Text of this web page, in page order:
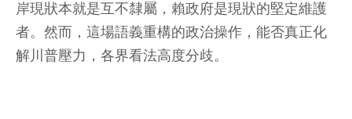
岸現狀本就是互不隸屬，賴政府是現狀的堅定維護
者。然而，這場語義重構的政治操作，能否真正化
解川普壓力，各界看法高度分歧。